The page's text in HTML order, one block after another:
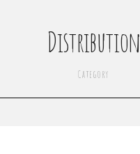
Distribution
Category